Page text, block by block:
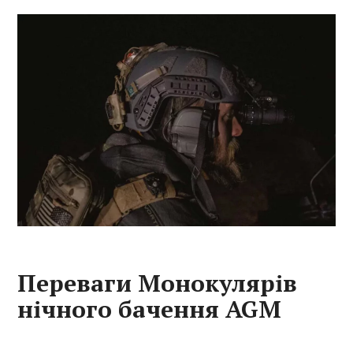
Переваги Монокулярів
нічного бачення AGM